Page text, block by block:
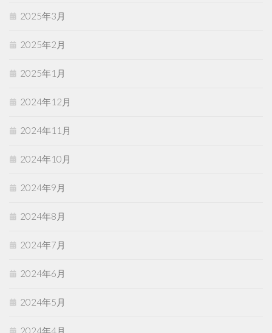
2025年3月
2025年2月
2025年1月
2024年12月
2024年11月
2024年10月
2024年9月
2024年8月
2024年7月
2024年6月
2024年5月
2024年4月